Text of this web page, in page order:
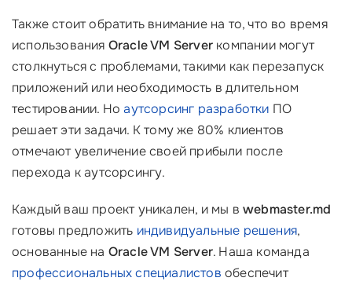
Также стоит обратить внимание на то, что во время
использования Oracle VM Server компании могут
столкнуться с проблемами, такими как перезапуск
приложений или необходимость в длительном
тестировании. Ноаутсорсинг разработки ПО
решает эти задачи. К тому же 80% клиентов
отмечают увеличение своей прибыли после
перехода к аутсорсингу.
Каждый ваш проект уникален, и мы в webmaster.md
готовы предложить индивидуальные решения,
основанные на Oracle VM Server. Наша команда
профессиональных специалистов обеспечит